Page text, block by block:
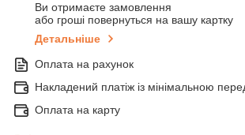
Ви отримаєте замовлення
або гроші повернуться на вашу картку
Детальніше
Оплата на рахунок
Накладений платіж із мінімальною
Оплата на карту